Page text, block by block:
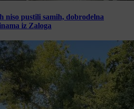
niso pustili samih, dobrodelna
iz Zaloga